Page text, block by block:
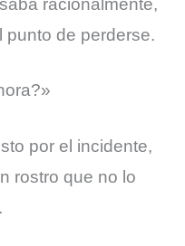
racionalmente,
punto de perderse.
por el incidente,
rostro que no lo